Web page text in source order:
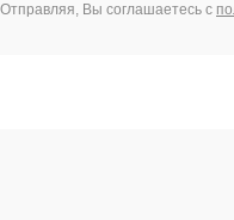
Отправляя, Вы соглашаетесь с